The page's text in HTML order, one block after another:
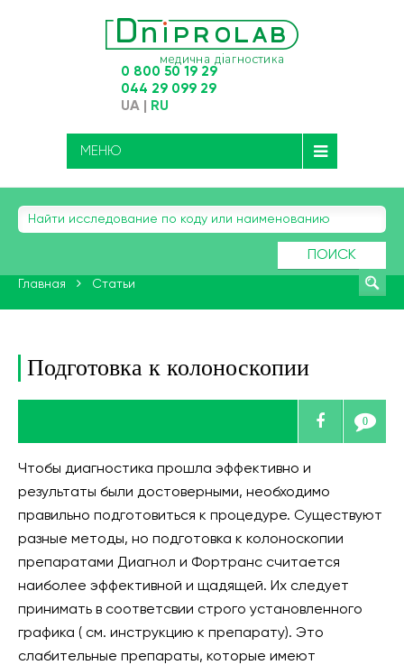
0 800 50 19 29
044 29 099 29
UA RU
МЕНЮ
ПОИСК
Главная Статьи
Подготовка к колоноскопии
0
Чтобы диагностика прошла эффективно и
результаты были достоверными, необходимо
правильно подготовиться к процедуре. Существуют
разные методы, но подготовка к колоноскопии
препаратами Диагнол и Фортранс считается
наиболее эффективной и щадящей. Их следует
принимать в соответсвии строго установленного
графика ( см. инструкцию к препарату). Это
слабительные препараты, которые имеют